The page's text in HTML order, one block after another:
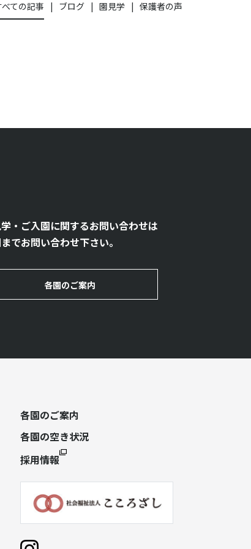
べての記事 ブログ 園見学 保護者の声
・ご入園に関するお問い合わせは
でお問い合わせ下さい。
各園のご案内
各園のご案内
各園の空き状況
採用情報